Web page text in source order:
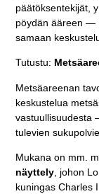
päätöksentekijät,
pöydän ääreen —
samaan
Tutustu:
Metsäareenan
keskustelua
vastuullisuudesta
tulevien
Mukana on mm.
näyttely, johon
kuningas Charles